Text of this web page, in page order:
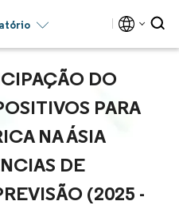
DO
PARA
NA ÁSIA
DE
(2025 -